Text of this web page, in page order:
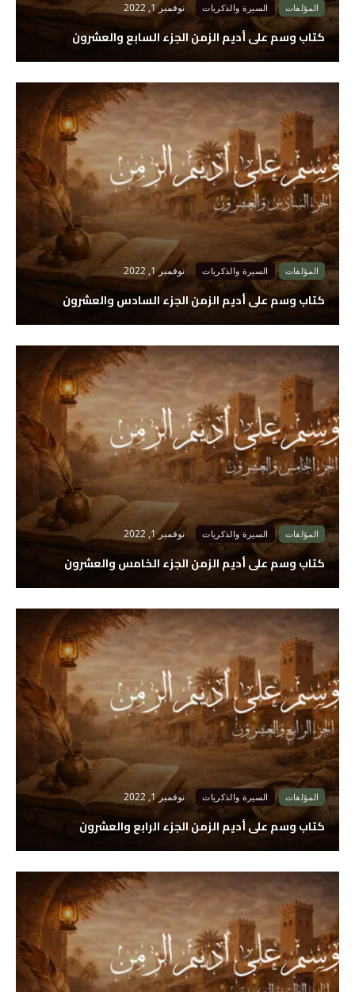
المؤلفات السيرة والذكريات نوفمبر 1, 2022
كتاب وسم على أديم الزمن الجزء السابع والعشرون
المؤلفات السيرة والذكريات نوفمبر 1, 2022
كتاب وسم على أديم الزمن الجزء السادس والعشرون
المؤلفات السيرة والذكريات نوفمبر 1, 2022
كتاب وسم على أديم الزمن الجزء الخامس والعشرون
المؤلفات السيرة والذكريات نوفمبر 1, 2022
كتاب وسم على أديم الزمن الجزء الرابع والعشرون